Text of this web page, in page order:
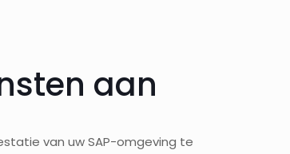
aan
van uw SAP-omgeving te